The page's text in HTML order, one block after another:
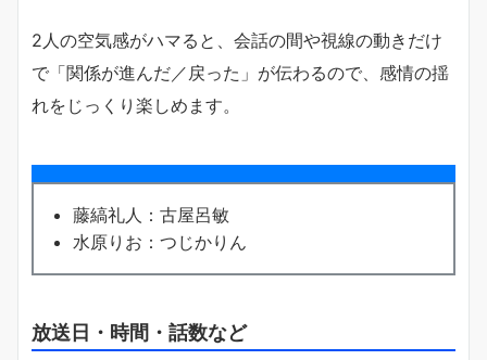
2人の空気感がハマると、会話の間や視線の動きだけ
で「関係が進んだ／戻った」が伝わるので、感情の揺
れをじっくり楽しめます。
藤縞礼人：古屋呂敏
水原りお：つじかりん
放送日・時間・話数など